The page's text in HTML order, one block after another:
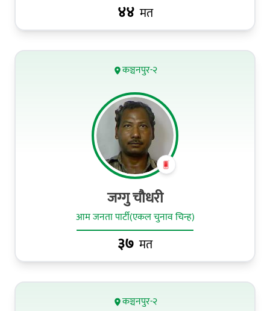
४४ मत
कञ्चनपुर-२
जग्गु चौधरी
आम जनता पार्टी(एकल चुनाव चिन्ह)
३७ मत
कञ्चनपुर-२